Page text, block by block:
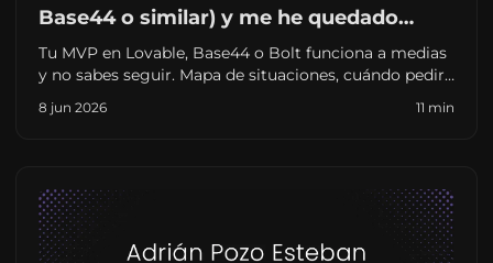
Base44 o similar) y me he quedado
atascado: qué hacer ahora
Tu MVP en Lovable, Base44 o Bolt funciona a medias
y no sabes seguir. Mapa de situaciones, cuándo pedir
herramienta. Sin jerga innecesaria.
8 jun 2026 11 min